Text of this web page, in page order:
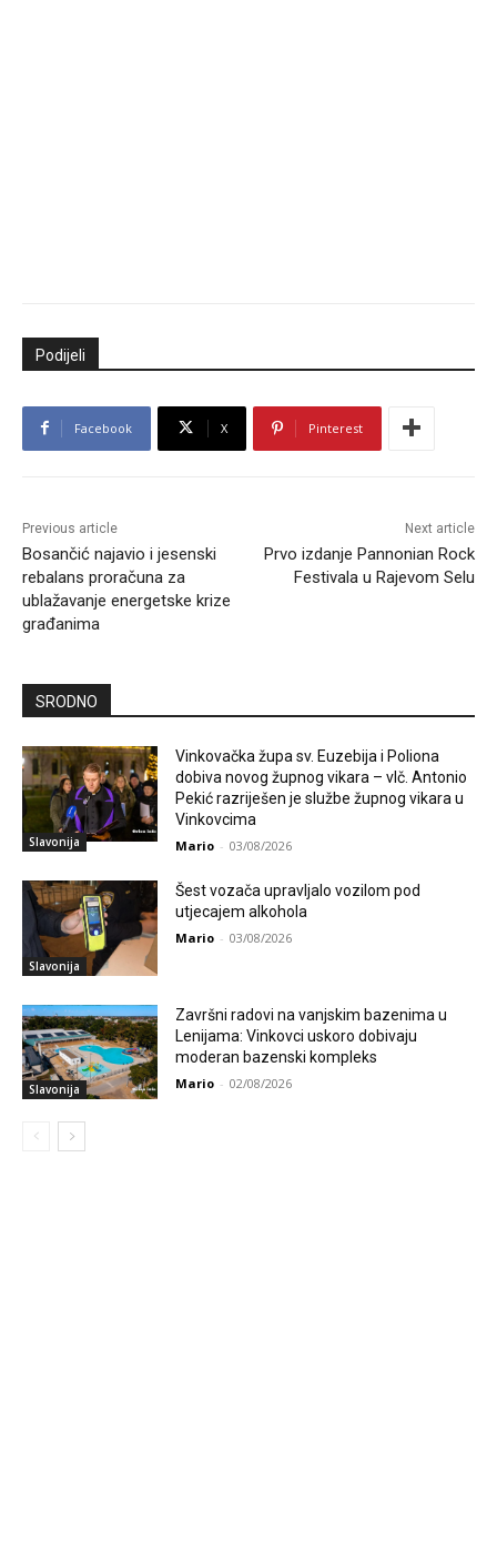
Podijeli
Facebook X Pinterest
Previous article
Bosančić najavio i jesenski
rebalans proračuna za
ublažavanje energetske krize
građanima
Next article
Prvo izdanje Pannonian Rock
Festivala u Rajevom Selu
SRODNO
Slavonija
Vinkovačka župa sv. Euzebija i Poliona
dobiva novog župnog vikara – vlč. Antonio
Pekić razriješen je službe župnog vikara u
Vinkovcima
Mario - 03/08/2026
Slavonija
Šest vozača upravljalo vozilom pod
utjecajem alkohola
Mario - 03/08/2026
Slavonija
Završni radovi na vanjskim bazenima u
Lenijama: Vinkovci uskoro dobivaju
moderan bazenski kompleks
Mario - 02/08/2026